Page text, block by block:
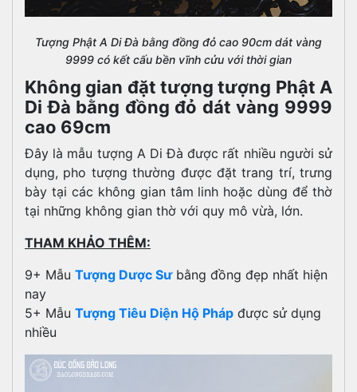
Tượng Phật A Di Đà bằng đồng đỏ cao 90cm dát vàng
9999 có kết cấu bền vĩnh cửu với thời gian
Không gian đặt tượng tượng Phật A
Di Đà bằng đồng đỏ dát vàng 9999
cao 69cm
Đây là mẫu tượng A Di Đà được rất nhiều người sử
dụng, pho tượng thường được đặt trang trí, trưng
bày tại các không gian tâm linh hoặc dùng để thờ
tại những không gian thờ với quy mô vừà, lớn.
THAM KHẢO THÊM:
9+ Mẫu Tượng Dược Sưbằng đồng đẹp nhất hiện
nay
5+ Mẫu Tượng Tiêu Diện Hộ Pháp được sử dụng
nhiều